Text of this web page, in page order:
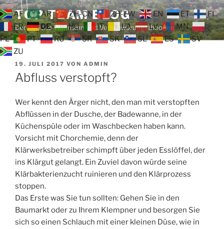
Zum
Inhalt
springen
TOP TEAM BLOG
Der tägliche Wahnsinn und Verschwörungstheorien
VERÖFFENTLICHT
AM
19. JULI 2017 VON ADMIN
Abfluss verstopft?
Wer kennt den Ärger nicht, den man mit verstopften
Abflüssen in der Dusche, der Badewanne, in der
Küchenspüle oder im Waschbecken haben kann.
Vorsicht mit Chorchemie, denn der
Klärwerksbetreiber schimpft über jeden Esslöffel, der
ins Klärgut gelangt. Ein Zuviel davon würde seine
Klärbakterienzucht ruinieren und den Klärprozess
stoppen.
Das Erste was Sie tun sollten: Gehen Sie in den
Baumarkt oder zu Ihrem Klempner und besorgen Sie
sich so einen Schlauch mit einer kleinen Düse, wie in
AF AR ZH-CN ZH-TW EN ET
FI
FR
DE HU IT LA LV
MN
PL
PT RU SR SK SL ES
SV
ZU